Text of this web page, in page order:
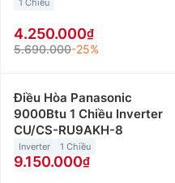
1 Chiều
4.250.000
5.690.000-25%
Điều Hòa Panasonic
9000Btu 1 Chiều Inverter
CU/CS-RU9AKH-8
Inverter 1 Chiều
9.150.000